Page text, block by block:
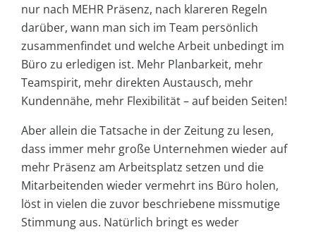
nur nach MEHR Präsenz, nach klareren Regeln
darüber, wann man sich im Team persönlich
zusammenfindet und welche Arbeit unbedingt im
Büro zu erledigen ist. Mehr Planbarkeit, mehr
Teamspirit, mehr direkten Austausch, mehr
Kundennähe, mehr Flexibilität – auf beiden Seiten!
Aber allein die Tatsache in der Zeitung zu lesen,
dass immer mehr große Unternehmen wieder auf
mehr Präsenz am Arbeitsplatz setzen und die
Mitarbeitenden wieder vermehrt ins Büro holen,
löst in vielen die zuvor beschriebene missmutige
Stimmung aus. Natürlich bringt es weder